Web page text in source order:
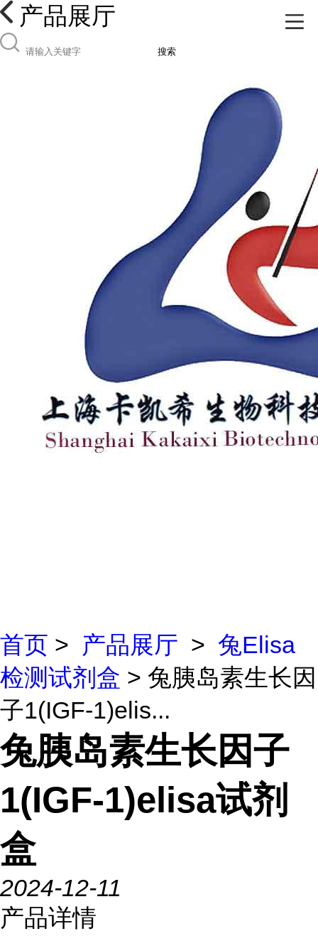
产品展厅
搜索
首页 > 产品展厅 > 兔Elisa
检测试剂盒 > 兔胰岛素生长因
子1(IGF-1)elis...
兔胰岛素生长因子
1(IGF-1)elisa试剂
盒
2024-12-11
产品详情